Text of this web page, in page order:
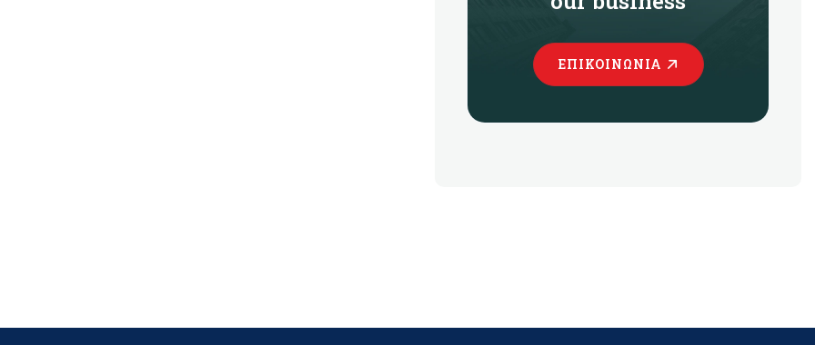
ΕΠΙΚΟΙΝΩΝΊΑ